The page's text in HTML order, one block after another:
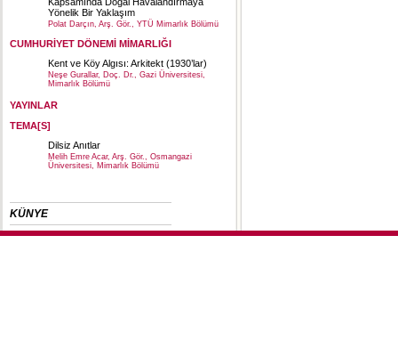
Yönelik Bir Yaklaşım
Polat Darçın, Arş. Gör., YTÜ Mimarlık Bölümü
CUMHURİYET DÖNEMİ MİMARLIĞI
Kent ve Köy Algısı: Arkitekt (1930’lar)
Neşe Gurallar, Doç. Dr., Gazi Üniversitesi,
Mimarlık Bölümü
YAYINLAR
TEMA[S]
Dilsiz Anıtlar
Melih Emre Acar, Arş. Gör., Osmangazi
Üniversitesi, Mimarlık Bölümü
KÜNYE